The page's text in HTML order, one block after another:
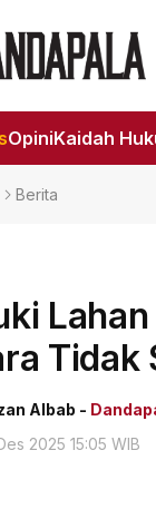
OpiniKaidah
Berita
Tidak
Albab -
2025 15:05 WIB